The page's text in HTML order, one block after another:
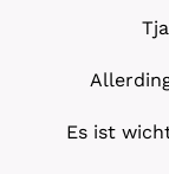
Es ist